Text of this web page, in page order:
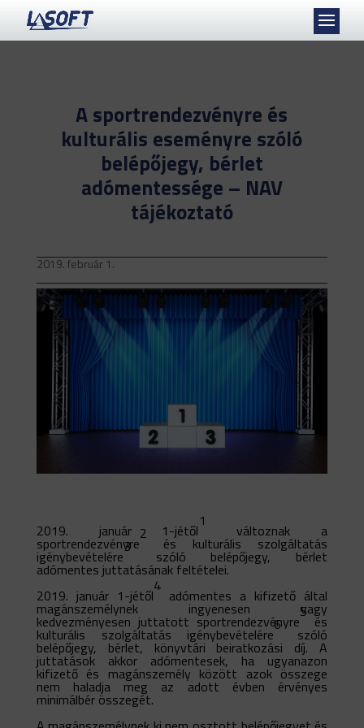
A sportrendezvényre és
kulturális eseményre szóló
belépőjegy, bérlet
adómentessége – NAV
tájékoztató
2019. február 1.
2019. január 1-jétől
1
változnak a
sportrendezvényre
2
és kulturális szolgáltatás
igénybevételére
3
szóló belépőjegy, bérlet
adómentes juttatásának feltételei.
2019. január 1-jétől
4
adómentes a kifizető által
magánszemélynek ingyenesen vagy
kedvezményesen juttatott sportrendezvényre
5
és
kulturális szolgáltatás igénybevételére
6
szóló
belépőjegy, bérlet, könyvtári beiratkozási díj. A
juttatások akkor adómentesek, ha ugyanazon
kifizető és magánszemély között azok összege
nem haladja meg az adott évben érvényes
minimálbér összegét.